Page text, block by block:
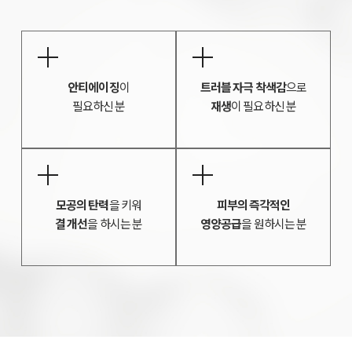
안티에이징이
필요하신 분
트러블 자극 착색감으로
재생이 필요하신 분
모공의 탄력을 키워
결 개선을 하시는 분
피부의 즉각적인
영양공급을 원하시는 분